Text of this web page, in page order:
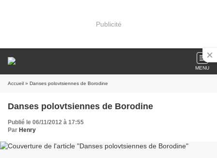
Publicité
MENU
Accueil » Danses polovtsiennes de Borodine
Danses polovtsiennes de Borodine
Publié le 06/11/2012 à 17:55
Par Henry